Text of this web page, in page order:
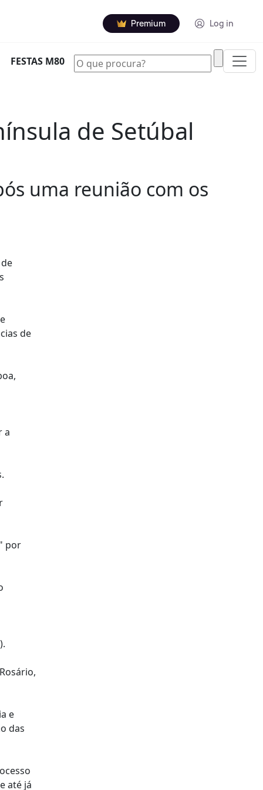
Premium Log in
FESTAS M80
de Setúbal
uma reunião com os
de
a
por
e
das
até já